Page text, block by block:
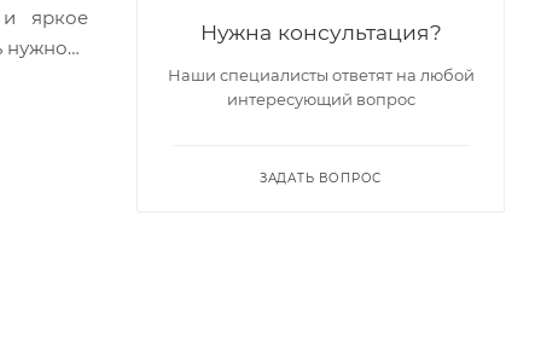
и яркое
Нужна консультация?
Наши специалисты ответят на любой
интересующий вопрос
ЗАДАТЬ ВОПРОС